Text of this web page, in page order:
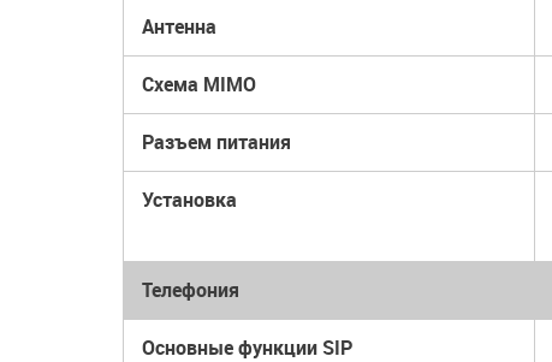
Антенна
Схема MIMO
Разъем питания
Установка
Телефония
Основные функции SIP